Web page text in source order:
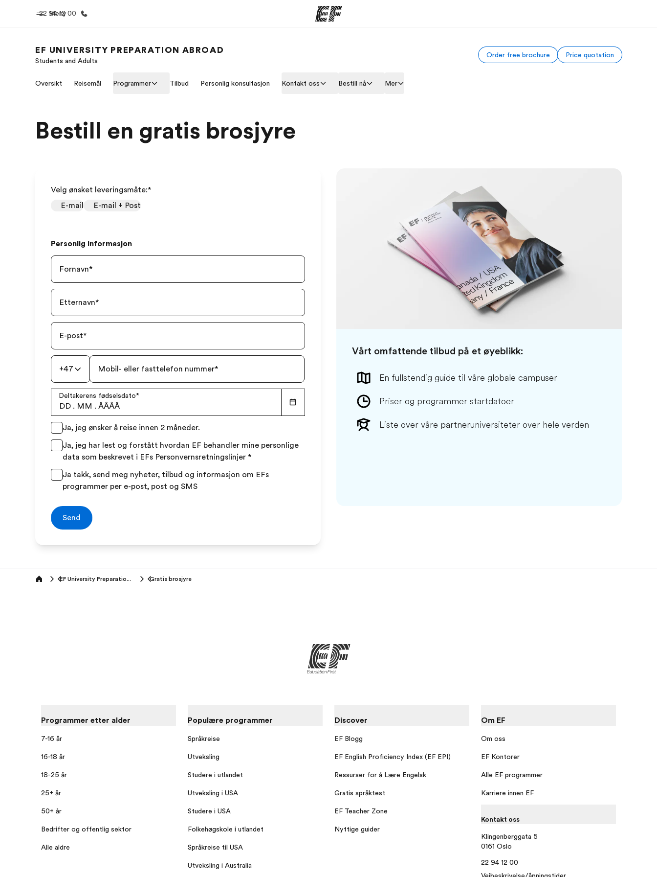
Meny
22 94 12 00
Velkommen til EF Se alt vi tilbyr Finn et kontor
EF UNIVERSITY PREPARATION ABROAD
Students and Adults
Order free brochure Price quotation
Oversikt Reisemål Programmer Tilbud Personlig konsultasjon Kontakt oss Bestill nå Mer
Bestill en gratis brosjyre
Velg ønsket leveringsmåte:*
E-mail
E-mail + Post
Personlig informasjon
Fornavn*
Etternavn*
E-post*
+47 Mobil- eller fasttelefon nummer*
Deltakerens fødselsdato*
DD . MM . ÅÅÅÅ
Ja, jeg ønsker å reise innen 2 måneder.
Ja, jeg har lest og forstått hvordan EF behandler mine personlige
data som beskrevet i EFs Personvernsretningslinjer *
Ja takk, send meg nyheter, tilbud og informasjon om EFs
programmer per e-post, post og SMS
Send
Vårt omfattende tilbud på et øyeblikk:
En fullstendig guide til våre globale campuser
Priser og programmer startdatoer
Liste over våre partneruniversiteter over hele verden
Home EF University Preparation Abroad Gratis brosjyre
Programmer etter alder
7-16 år
16-18 år
18-25 år
25+ år
50+ år
Bedrifter og offentlig sektor
Alle aldre
Populære programmer
Språkreise
Utveksling
Studere i utlandet
Utveksling i USA
Studere i USA
Folkehøgskole i utlandet
Språkreise til USA
Utveksling i Australia
Discover
EF Blogg
EF English Proficiency Index (EF EPI)
Ressurser for å Lære Engelsk
Gratis språktest
EF Teacher Zone
Nyttige guider
Om EF
Om oss
EF Kontorer
Alle EF programmer
Karriere innen EF
Kontakt oss
Klingenberggata 5
0161 Oslo
22 94 12 00
Veibeskrivelse/åpningstider